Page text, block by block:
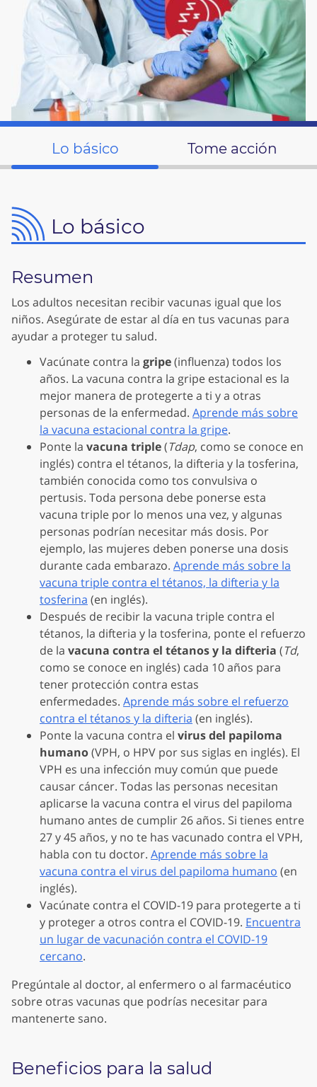
Lo básico Tome acción
Lo básico
Resumen
Los adultos necesitan recibir vacunas igual que los
niños. Asegúrate de estar al día en tus vacunas para
ayudar a proteger tu salud.
Vacúnate contra la gripe(influenza) todos los
años. La vacuna contra la gripe estacional es la
mejor manera de protegerte a ti y a otras
personas de la enfermedad. Aprende más sobre
la vacuna estacional contra la gripe.
Ponte la vacuna triple(Tdap, como se conoce en
inglés) contra el tétanos, la difteria y la tosferina,
también conocida como tos convulsiva o
pertusis. Toda persona debe ponerse esta
vacuna triple por lo menos una vez, y algunas
personas podrían necesitar más dosis. Por
ejemplo, las mujeres deben ponerse una dosis
durante cada embarazo. Aprende más sobre la
vacuna triple contra el tétanos, la difteria y la
tosferina (en inglés).
Después de recibir la vacuna triple contra el
tétanos, la difteria y la tosferina, ponte el refuerzo
de la vacuna contra el tétanos y la difteria (Td,
como se conoce en inglés) cada 10 años para
tener protección contra estas
enfermedades. Aprende más sobre el refuerzo
contra el tétanos y la difteria (en inglés).
Ponte la vacuna contra el virus del papiloma
humano(VPH, o HPV por sus siglas en inglés). El
VPH es una infección muy común que puede
causar cáncer. Todas las personas necesitan
aplicarse la vacuna contra el virus del papiloma
humano antes de cumplir 26 años. Si tienes entre
27 y 45 años, y no te has vacunado contra el VPH,
habla con tu doctor. Aprende más sobre la
vacuna contra el virus del papiloma humano (en
inglés).
Vacúnate contra el COVID-19 para protegerte a ti
y proteger a otros contra el COVID-19. Encuentra
un lugar de vacunación contra el COVID-19
cercano.
Pregúntale al doctor, al enfermero o al farmacéutico
sobre otras vacunas que podrías necesitar para
mantenerte sano.
Beneficios para la salud